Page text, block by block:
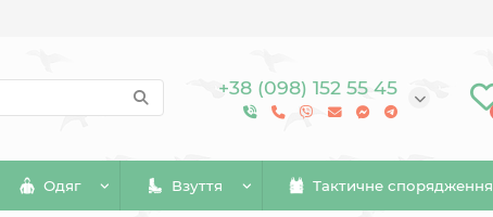
+38 (098) 152 55 45
Одяг Взуття Тактичне спорядження